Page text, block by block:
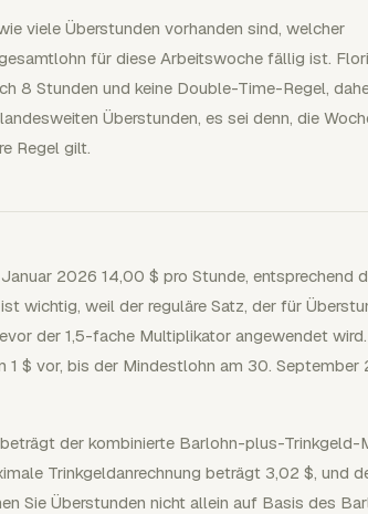
viele Überstunden vorhanden sind, welcher
für diese Arbeitswoche fällig ist.
8 Stunden und keine Double-Time-Regel,
Überstunden, es sei denn, die
Regel gilt.
2026 14,00 $ pro Stunde, entsprechend
wichtig, weil der reguläre Satz, der für
der 1,5-fache Multiplikator angewendet
1 $ vor, bis der Mindestlohn am 30. September
der kombinierte Barlohn-plus-Trinkgeld-
Trinkgeldanrechnung beträgt 3,02 $, und
Sie Überstunden nicht allein auf Basis des